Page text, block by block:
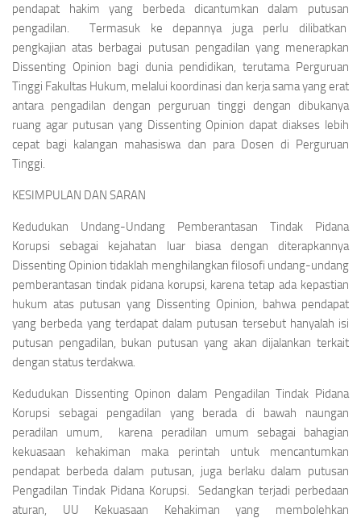
pendapat hakim yang berbeda dicantumkan dalam putusan
pengadilan. Termasuk ke depannya juga perlu dilibatkan
pengkajian atas berbagai putusan pengadilan yang menerapkan
Dissenting Opinion bagi dunia pendidikan, terutama Perguruan
Tinggi Fakultas Hukum, melalui koordinasi dan kerja sama yang erat
antara pengadilan dengan perguruan tinggi dengan dibukanya
ruang agar putusan yang Dissenting Opiniondapat diakses lebih
cepat bagi kalangan mahasiswa dan para Dosen di Perguruan
Tinggi.
KESIMPULAN DAN SARAN
Kedudukan Undang-Undang Pemberantasan Tindak Pidana
Korupsi sebagai kejahatan luar biasa dengan diterapkannya
Dissenting Opiniontidaklah menghilangkan filosofi undang-undang
pemberantasan tindak pidana korupsi, karena tetap ada kepastian
hukum atas putusan yang Dissenting Opinion, bahwa pendapat
yang berbeda yang terdapat dalam putusan tersebut hanyalah isi
putusan pengadilan, bukan putusan yang akan dijalankan terkait
dengan status terdakwa.
Kedudukan Dissenting Opinon dalam Pengadilan Tindak Pidana
Korupsi sebagai pengadilan yang berada di bawah naungan
peradilan umum, karena peradilan umum sebagai bahagian
kekuasaan kehakiman maka perintah untuk mencantumkan
pendapat berbeda dalam putusan, juga berlaku dalam putusan
Pengadilan Tindak Pidana Korupsi. Sedangkan terjadi perbedaan
aturan, UU Kekuasaan Kehakiman yang membolehkan